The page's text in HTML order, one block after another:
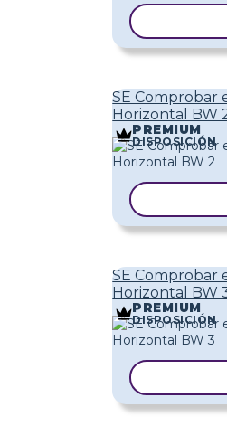
SE Comprobar
Horizontal BW
PREMIUM
DISPOSICIÓN
SE Comprobar
Horizontal BW
PREMIUM
DISPOSICIÓN